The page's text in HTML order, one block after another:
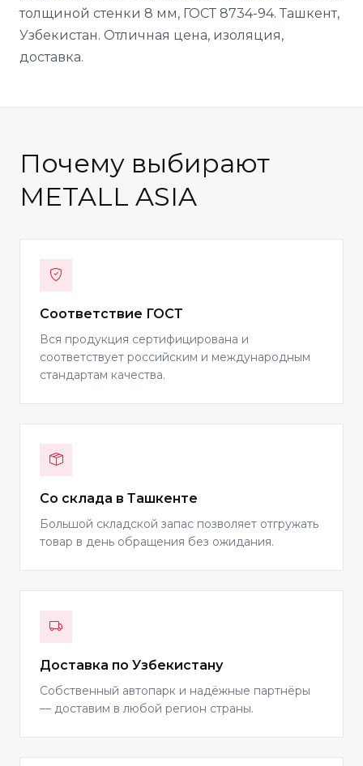
толщиной стенки 8 мм, ГОСТ 8734-94. Ташкент,
Узбекистан. Отличная цена, изоляция,
доставка.
Почему выбирают
METALL ASIA
Соответствие ГОСТ
Вся продукция сертифицирована и
соответствует российским и международным
стандартам качества.
Со склада в Ташкенте
Большой складской запас позволяет отгружать
товар в день обращения без ожидания.
Доставка по Узбекистану
Собственный автопарк и надёжные партнёры
— доставим в любой регион страны.